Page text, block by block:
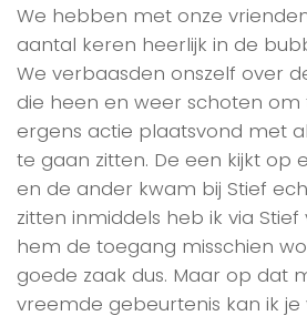
We hebben met onze
aantal keren heerlijk in de
We verbaasden onszelf over
die heen en weer schoten om
ergens actie plaatsvond met
te gaan zitten. De een kijkt op
en de ander kwam bij Stief
zitten inmiddels heb ik via
hem de toegang misschien
goede zaak dus. Maar op dat
vreemde gebeurtenis kan ik je